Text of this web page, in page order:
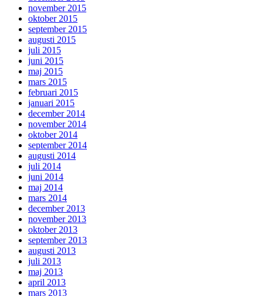
november 2015
oktober 2015
september 2015
augusti 2015
juli 2015
juni 2015
maj 2015
mars 2015
februari 2015
januari 2015
december 2014
november 2014
oktober 2014
september 2014
augusti 2014
juli 2014
juni 2014
maj 2014
mars 2014
december 2013
november 2013
oktober 2013
september 2013
augusti 2013
juli 2013
maj 2013
april 2013
mars 2013